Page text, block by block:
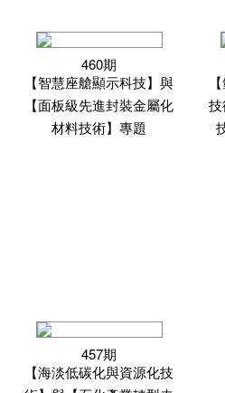
460期
【智慧座艙顯示科技】與
【面板級先進封裝金屬化
材料技術】專題
457期
【海淡低碳化與資源化技